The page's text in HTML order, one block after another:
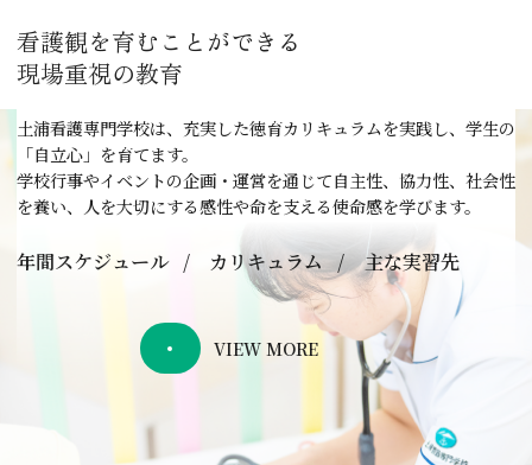
看護観を育むことができる
現場重視の教育
土浦看護専門学校は、充実した徳育カリキュラムを実践し、学生の
「自立心」を育てます。
学校行事やイベントの企画・運営を通じて自主性、協力性、社会性
を養い、人を大切にする感性や命を支える使命感を学びます。
年間スケジュール カリキュラム 主な実習先
VIEW MORE